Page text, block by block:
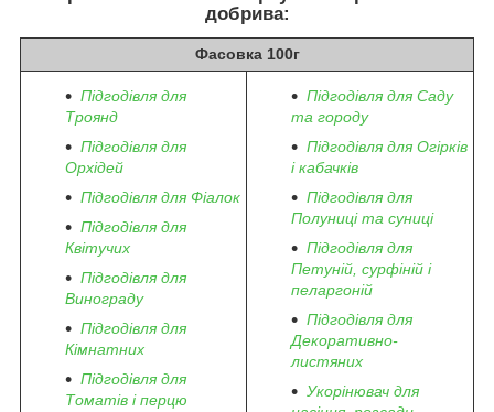
добрива:
Фасовка 100г
Підгодівля для
Троянд
Підгодівля для
Орхідей
Підгодівля для Фіалок
Підгодівля для
Квітучих
Підгодівля для
Винограду
Підгодівля для
Кімнатних
Підгодівля для
Томатів і перцю
Підгодівля для Саду
та городу
Підгодівля для Огірків
і кабачків
Підгодівля для
Полуниці та суниці
Підгодівля для
Петуній, сурфіній і
пеларгоній
Підгодівля для
Декоративно-
листяних
Укорінювач для